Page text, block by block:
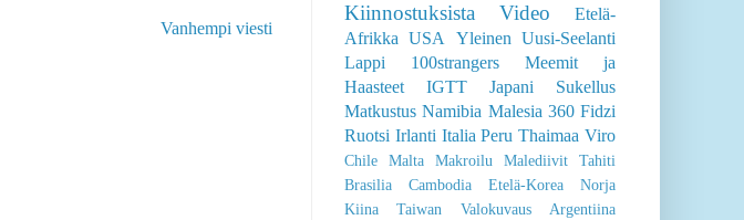
Vanhempi viesti
Kiinnostuksista
Video
Etelä-
Afrikka
USA Yleinen Uusi-Seelanti
Lappi
100strangers
Meemit ja
Haasteet
IGTT Japani
Sukellus
Matkustus Namibia Malesia 360 Fidzi
Ruotsi Irlanti Italia Peru Thaimaa Viro
Chile Malta Makroilu Malediivit
Tahiti
Brasilia
Cambodia Etelä-Korea
Norja
Kiina
Taiwan Valokuvaus
Argentiina